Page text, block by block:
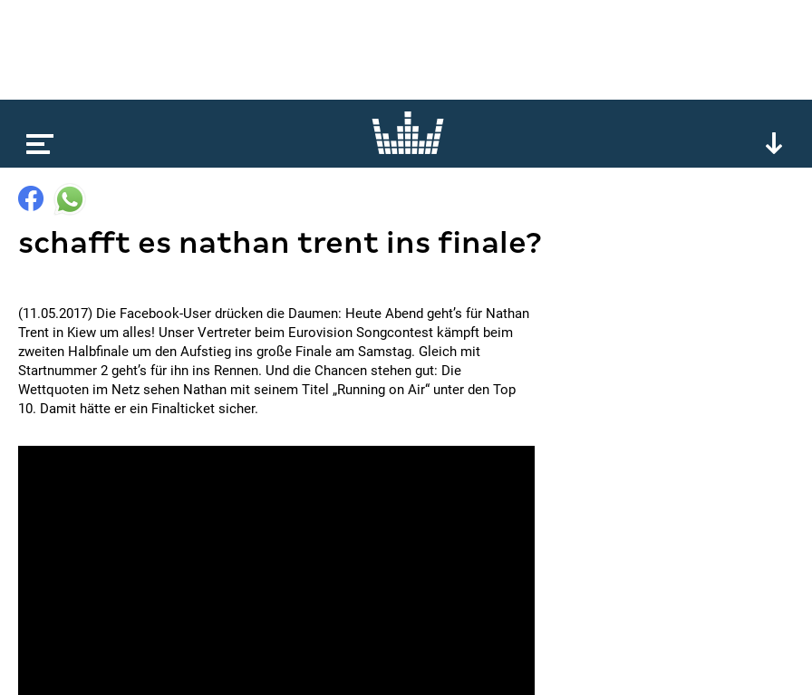
schafft es nathan trent ins finale?
(11.05.2017) Die Facebook-User drücken die Daumen: Heute Abend geht’s für Nathan
Trent in Kiew um alles! Unser Vertreter beim Eurovision Songcontest kämpft beim
zweiten Halbfinale um den Aufstieg ins große Finale am Samstag. Gleich mit
Startnummer 2 geht’s für ihn ins Rennen. Und die Chancen stehen gut: Die
Wettquoten im Netz sehen Nathan mit seinem Titel „Running on Air“ unter den Top
10. Damit hätte er ein Finalticket sicher.